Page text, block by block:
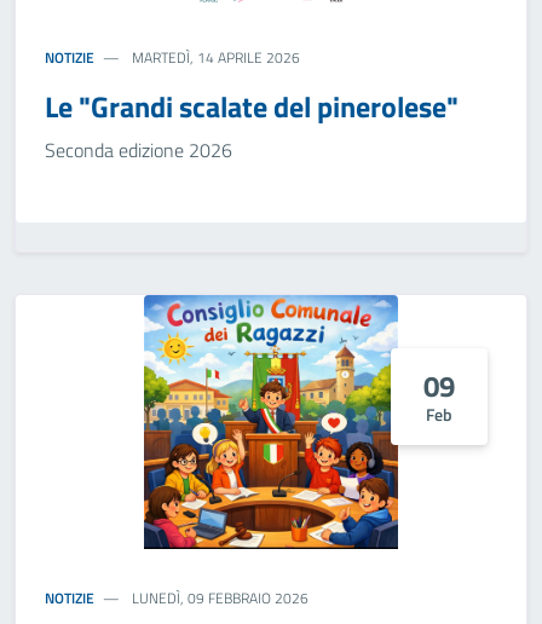
NOTIZIE MARTEDÌ, 14 APRILE 2026
Le "Grandi scalate del pinerolese"
Seconda edizione 2026
09
Feb
NOTIZIE LUNEDÌ, 09 FEBBRAIO 2026